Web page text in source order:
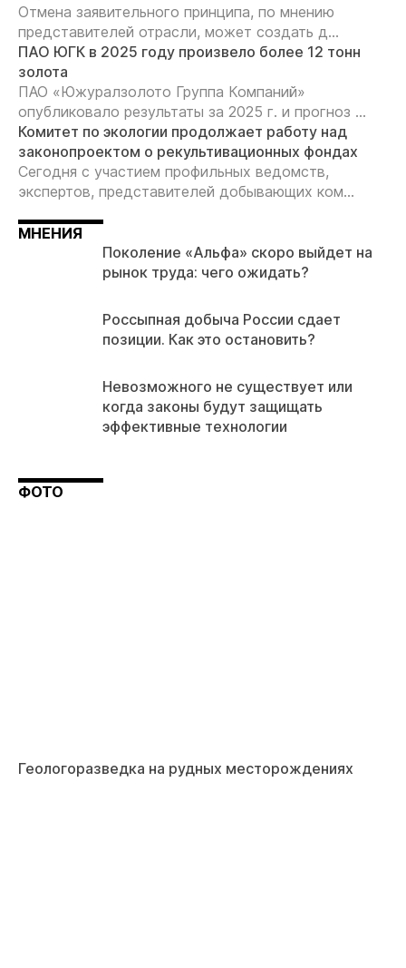
Отмена заявительного принципа, по мнению
представителей отрасли, может создать д...
ПАО ЮГК в 2025 году произвело более 12 тонн
золота
ПАО «Южуралзолото Группа Компаний»
опубликовало результаты за 2025 г. и прогноз ...
Комитет по экологии продолжает работу над
законопроектом о рекультивационных фондах
Сегодня с участием профильных ведомств,
экспертов, представителей добывающих ком...
МНЕНИЯ
Поколение «Альфа» скоро выйдет на
рынок труда: чего ожидать?
Россыпная добыча России сдает
позиции. Как это остановить?
Невозможного не существует или
когда законы будут защищать
эффективные технологии
ФОТО
Геологоразведка на рудных месторождениях